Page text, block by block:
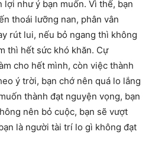
như ý bạn muốn. Vì thế, bạn
thoái lưỡng nan, phân vân
rút lui, nếu bỏ ngang thì không
thì hết sức khó khăn. Cự
cho hết mình, còn việc thành
ý trời, bạn chớ nên quá lo lắng
thành đạt nguyện vọng, bạn
nên bỏ cuộc, bạn sẽ vượt
là người tài trí lo gì không đạt